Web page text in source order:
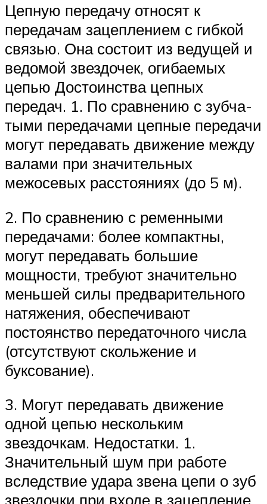
Цепную передачу относят к
передачам зацеплением с гибкой
связью. Она состоит из ведущей и
ведомой звездочек, огибаемых
цепью Достоинства цепных
передач. 1. По сравнению с зубча-
тыми передачами цепные передачи
могут передавать движение между
валами при значительных
межосевых расстояниях (до 5 м).
2. По сравнению с ременными
передачами: более компактны,
могут передавать большие
мощности, требуют значительно
меньшей силы предварительного
натяжения, обеспечивают
постоянство передаточного числа
(отсутствуют скольжение и
буксование).
3. Могут передавать движение
одной цепью нескольким
звездочкам. Недостатки. 1.
Значительный шум при работе
вследствие удара звена цепи о зуб
звездочки при входе в зацепление,